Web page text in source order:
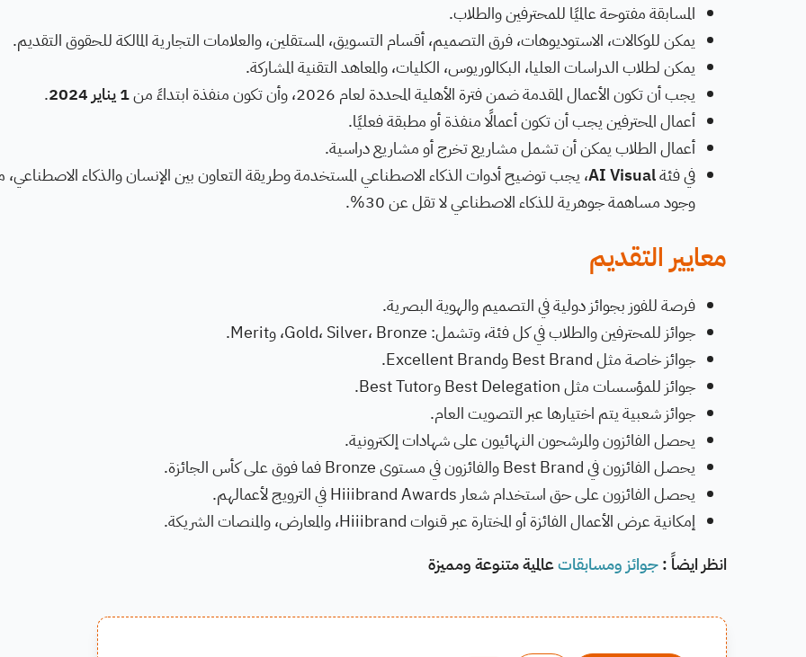
المسابقة مفتوحة عالميًا للمحترفين والطلاب.
يمكن للوكالات، الاستوديوهات، فرق التصميم، أقسام التسويق، المستقلين، والعلامات التجارية المالكة للحقوق التقديم.
يمكن لطلاب الدراسات العليا، البكالوريوس، الكليات، والمعاهد التقنية المشاركة.
يجب أن تكون الأعمال المقدمة ضمن فترة الأهلية المحددة لعام 2026، وأن تكون منفذة ابتداءً من
1 يناير 2024
.
أعمال المحترفين يجب أن تكون أعمالًا منفذة أو مطبقة فعليًا.
أعمال الطلاب يمكن أن تشمل مشاريع تخرج أو مشاريع دراسية.
في فئةAI Visual، يجب توضيح أدوات الذكاء الاصطناعي المستخدمة وطريقة التعاون بين الإنسان والذكاء الاصطناعي،
وجود مساهمة جوهرية للذكاء الاصطناعي لا تقل عن 30%.
معايير التقديم
فرصة للفوز بجوائز دولية في التصميم والهوية البصرية.
جوائز للمحترفين والطلاب في كل فئة، وتشمل: Gold، Silver، Bronze، وMerit.
جوائز خاصة مثل Best Brand وExcellent Brand.
جوائز للمؤسسات مثل Best Delegation وBest Tutor.
جوائز شعبية يتم اختيارها عبر التصويت العام.
يحصل الفائزون والمرشحون النهائيون على شهادات إلكترونية.
يحصل الفائزون في Best Brand والفائزون في مستوى Bronze فما فوق على كأس الجائزة.
يحصل الفائزون على حق استخدام شعار Hiiibrand Awards في الترويج لأعمالهم.
إمكانية عرض الأعمال الفائزة أو المختارة عبر قنوات Hiiibrand، والمعارض، والمنصات الشريكة.
انظر ايضاً :جوائز ومسابقاتعالمية متنوعة ومميزة